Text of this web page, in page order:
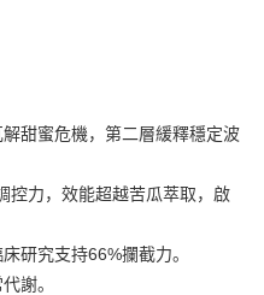
甜蜜危機，第二層緩釋穩定波
控力，效能超越苦瓜萃取，啟
研究支持66%攔截力。
謝。